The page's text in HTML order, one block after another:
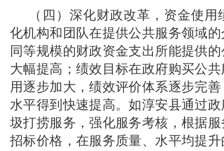
（四）深化财政改革，资金使
化机构和团队在提供公共服务领域
同等规模的财政资金支出所能提供
大幅提高；绩效目标在政府购买公
用逐步加大，绩效评价体系逐步完
水平得到快速提高。如淳安县通过
圾打捞服务，强化服务考核，根据
招标价格，在服务质量、水平均提